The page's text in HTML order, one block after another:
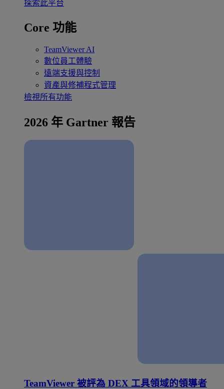
探索此平台
Core 功能
TeamViewer AI
數位員工體驗
遠端支援與控制
資產與修補程式管理
檢視所有功能
2026 年 Gartner 報告
TeamViewer 被評為 DEX 工具領域的領導者